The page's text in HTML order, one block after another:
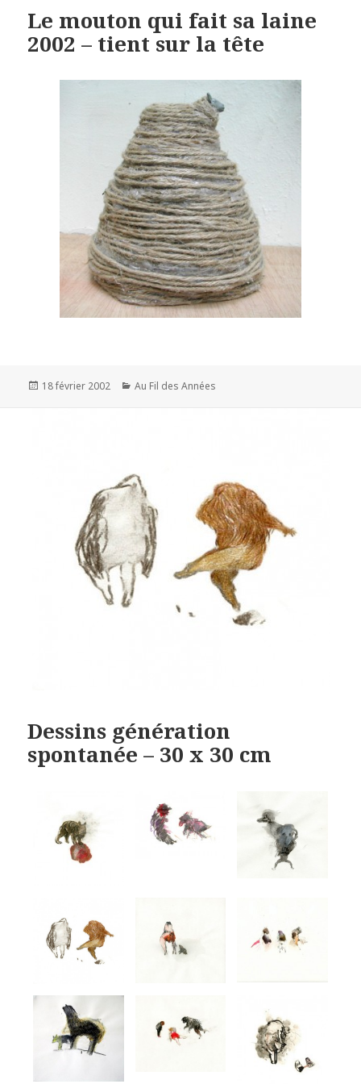
Le mouton qui fait sa laine
2002 – tient sur la tête
Publié
18 février 2002 Catégories
Au Fil des Années
Dessins génération
spontanée – 30 x 30 cm